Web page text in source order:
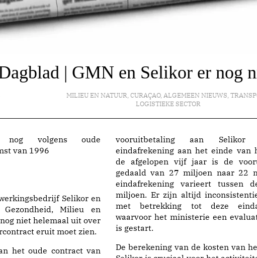
| GMN en Selikor er nog
MILIEU EN NATUUR,CURAÇAO,ALGEMEEN NIEUWS,
LOGISTIEKE SECTOR
van 1996
Selikor en
Milieu en
niet helemaal uit over
eruit moet zien.
het oude contract van
vooruitbetaling aan
eindafrekening aan het einde van
de afgelopen vijf jaar is de
gedaald van 27 miljoen naar 22
eindafrekening varieert tussen
miljoen. Er zijn altijd
met betrekking tot deze
waarvoor het ministerie een
is gestart.
De berekening van de kosten van